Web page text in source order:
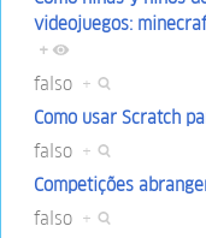
videojuegos:
+
falso +
Como usar Scratch
falso +
Competições
falso +